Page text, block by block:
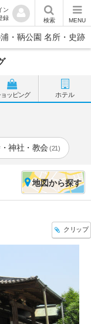
ン
録
検索 MENU
・鞆公園 名所・史跡
ョッピング ホテル
神社・教会 (21)
地図から探す
クリップ